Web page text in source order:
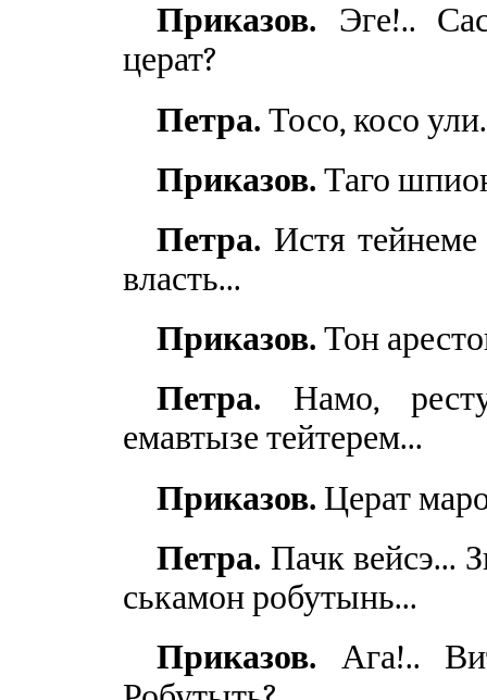
Приказов. Эге!..
церат?
Петра. Тосо, косо ули.
Приказов. Таго
Петра. Истя
власть...
Приказов. Тон
Петра. Намо,
емавтызе тейтерем...
Приказов. Церат
Петра. Пачк вейсэ...
ськамон робутынь...
Приказов. Ага!..